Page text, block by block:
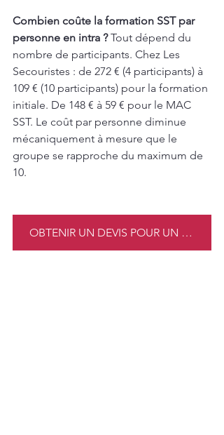
Combien coûte la formation SST par
personne en intra ? Tout dépend du
nombre de participants. Chez Les
Secouristes : de 272 € (4 participants) à
109 € (10 participants) pour la formation
initiale. De 148 € à 59 € pour le MAC
SST. Le coût par personne diminue
mécaniquement à mesure que le
groupe se rapproche du maximum de
10.
OBTENIR UN DEVIS POUR UN GROUPE